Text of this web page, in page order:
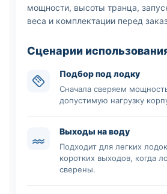
мощности, высоты транца,
веса и комплектации перед
Сценарии
Подбор под лодку
Сначала сверяем
допустимую нагрузку
Выходы на воду
Подходит для легких
коротких выходов, когда
сверены.